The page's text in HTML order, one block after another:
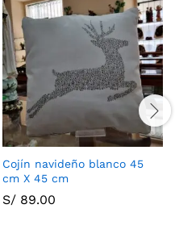
Cojín navideño blanco 45
cm X 45 cm
S/ 89.00